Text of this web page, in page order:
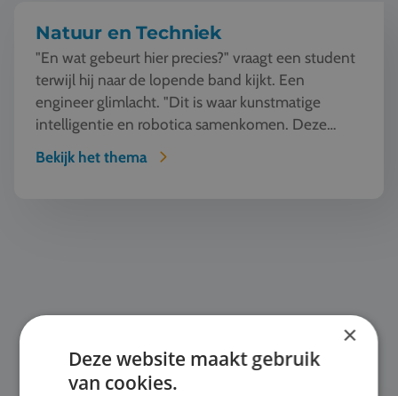
Natuur en Techniek
"En wat gebeurt hier precies?" vraagt een student
terwijl hij naar de lopende band kijkt. Een
engineer glimlacht. "Dit is waar kunstmatige
intelligentie en robotica samenkomen. Deze
machine ziet, l...
Bekijk het thema
×
Deze website maakt gebruik
van cookies.